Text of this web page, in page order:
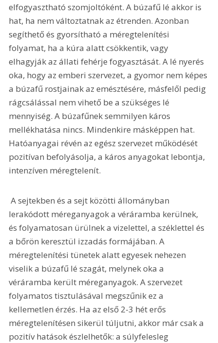
elfogyasztható szomjoltóként. A búzafű lé akkor is
hat, ha nem változtatnak az étrenden. Azonban
segíthető és gyorsítható a méregtelenítési
folyamat, ha a kúra alatt csökkentik, vagy
elhagyják az állati fehérje fogyasztását. A lé nyerés
oka, hogy az emberi szervezet, a gyomor nem képes
a búzafű rostjainak az emésztésére, másfelől pedig
rágcsálással nem vihető be a szükséges lé
mennyiség. A búzafűnek semmilyen káros
mellékhatása nincs. Mindenkire másképpen hat.
Hatóanyagai révén az egész szervezet működését
pozitívan befolyásolja, a káros anyagokat lebontja,
intenzíven méregtelenít.
A sejtekben és a sejt közötti állományban
lerakódott méreganyagok a véráramba kerülnek,
és folyamatosan ürülnek a vizelettel, a széklettel és
a bőrön keresztül izzadás formájában. A
méregtelenítési tünetek alatt egyesek nehezen
viselik a búzafű lé szagát, melynek oka a
véráramba került méreganyagok. A szervezet
folyamatos tisztulásával megszűnik ez a
kellemetlen érzés. Ha az első 2-3 hét erős
méregtelenítésen sikerül túljutni, akkor már csak a
pozitív hatások észlelhetők: a súlyfelesleg